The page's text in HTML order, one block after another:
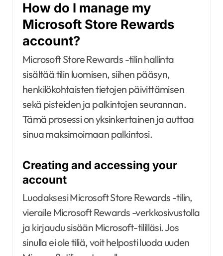
How do I manage my
Microsoft Store Rewards
account?
Microsoft Store Rewards -tilin hallinta
sisältää tilin luomisen, siihen pääsyn,
henkilökohtaisten tietojen päivittämisen
sekä pisteiden ja palkintojen seurannan.
Tämä prosessi on yksinkertainen ja auttaa
sinua maksimoimaan palkintosi.
Creating and accessing your
account
Luodaksesi Microsoft Store Rewards -tilin,
vieraile Microsoft Rewards -verkkosivustolla
ja kirjaudu sisään Microsoft-tililläsi. Jos
sinulla ei ole tiliä, voit helposti luoda uuden